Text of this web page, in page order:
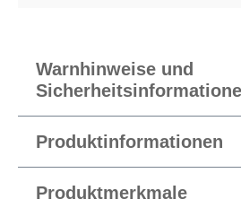
Warnhinweise und
Produktinformationen
Produktmerkmale